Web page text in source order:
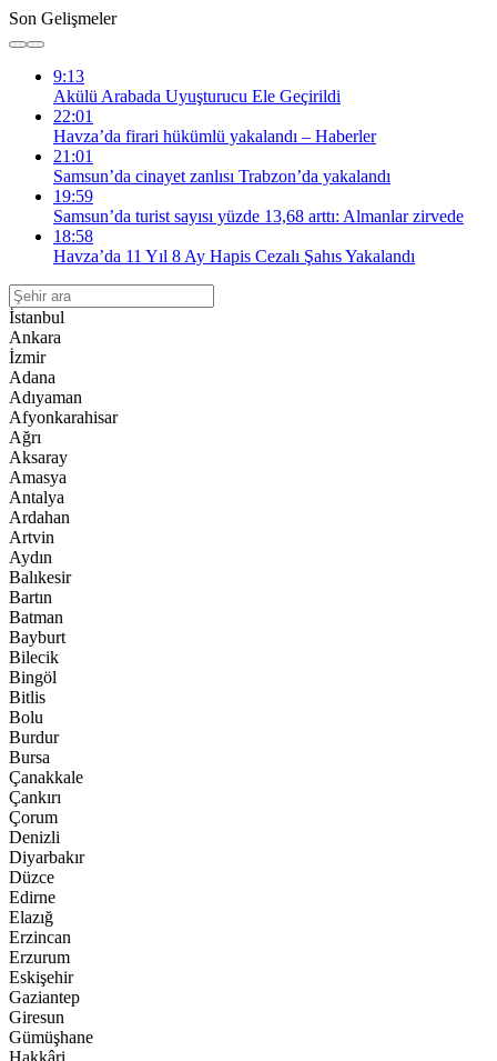
Son Gelişmeler
9:13
Akülü Arabada Uyuşturucu Ele Geçirildi
22:01
Havza’da firari hükümlü yakalandı – Haberler
21:01
Samsun’da cinayet zanlısı Trabzon’da yakalandı
19:59
Samsun’da turist sayısı yüzde 13,68 arttı: Almanlar zirvede
18:58
Havza’da 11 Yıl 8 Ay Hapis Cezalı Şahıs Yakalandı
İstanbul
Ankara
İzmir
Adana
Adıyaman
Afyonkarahisar
Ağrı
Aksaray
Amasya
Antalya
Ardahan
Artvin
Aydın
Balıkesir
Bartın
Batman
Bayburt
Bilecik
Bingöl
Bitlis
Bolu
Burdur
Bursa
Çanakkale
Çankırı
Çorum
Denizli
Diyarbakır
Düzce
Edirne
Elazığ
Erzincan
Erzurum
Eskişehir
Gaziantep
Giresun
Gümüşhane
Hakkâri